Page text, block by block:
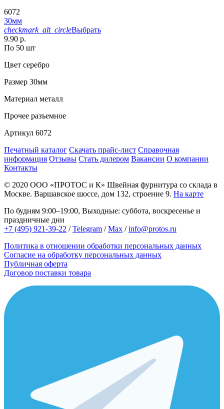
6072
30мм
checkmark_alt_circleВыбрать
9.90 р.
По 50 шт
Цвет серебро
Размер 30мм
Материал металл
Прочее разъемное
Артикул 6072
Печатный каталог Скачать прайс-лист Справочная
информация Отзывы Стать дилером Вакансии О компании
Контакты
© 2020 ООО «ПРОТОС и К» Швейная фурнитура со склада в
Москве. Варшавское шоссе, дом 132, строение 9. На карте
По будням 9:00–19:00, Выходные: суббота, воскресенье и
праздничные дни
+7 (495) 921-39-22 /Telegram /Max /info@protos.ru
Политика в отношении обработки персональных данных
Согласие на обработку персональных данных
Публичная оферта
Договор поставки товара